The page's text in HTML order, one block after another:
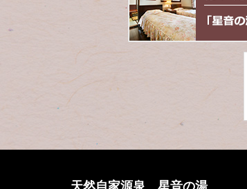
へ
戻
天然自家源泉 星音の湯